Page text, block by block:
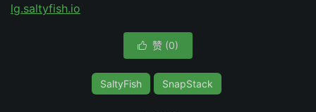
lg.saltyfish.io
 赞 (0)
SaltyFish SnapStack